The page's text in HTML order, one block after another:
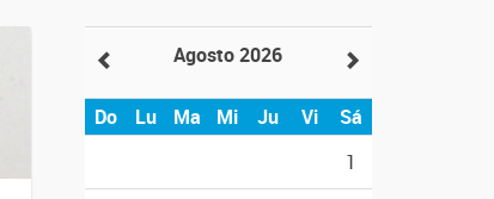
Agosto 2026
Do Lu Ma Mi Ju Vi
Sá
1